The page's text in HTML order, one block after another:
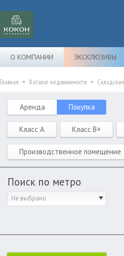
О КОМПАНИИ ЭКСКЛЮЗИВЫ
Главная Каталог недвижимости
Аренда Покупка
Класс A Класс B+
Производственное помещение
Поиск по метро
Не выбрано